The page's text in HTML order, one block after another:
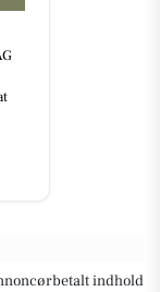
indhold